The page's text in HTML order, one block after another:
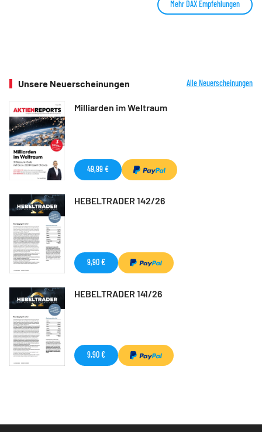
Mehr DAX Empfehlungen
Unsere Neuerscheinungen Alle Neuerscheinungen
Milliarden im Weltraum
49,99 €
HEBELTRADER 142/26
9,90 €
HEBELTRADER 141/26
9,90 €